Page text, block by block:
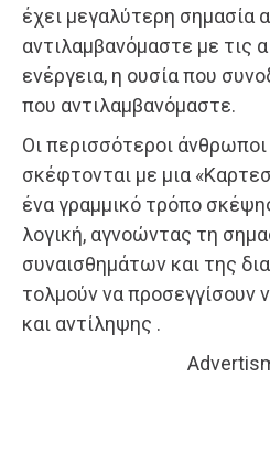
έχει μεγαλύτερη σημασία
αντιλαμβανόμαστε με τις
ενέργεια, η ουσία που
που αντιλαμβανόμαστε.
Οι περισσότεροι
σκέφτονται με μια
ένα γραμμικό τρόπο
λογική, αγνοώντας τη
συναισθημάτων και της
τολμούν να προσεγγίσουν
και αντίληψης .